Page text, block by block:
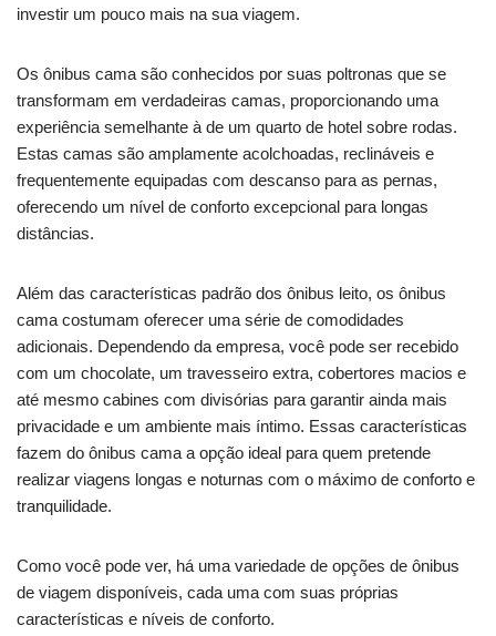
investir um pouco mais na sua viagem.
Os ônibus cama são conhecidos por suas poltronas que se
transformam em verdadeiras camas, proporcionando uma
experiência semelhante à de um quarto de hotel sobre rodas.
Estas camas são amplamente acolchoadas, reclináveis e
frequentemente equipadas com descanso para as pernas,
oferecendo um nível de conforto excepcional para longas
distâncias.
Além das características padrão dos ônibus leito, os ônibus
cama costumam oferecer uma série de comodidades
adicionais. Dependendo da empresa, você pode ser recebido
com um chocolate, um travesseiro extra, cobertores macios e
até mesmo cabines com divisórias para garantir ainda mais
privacidade e um ambiente mais íntimo. Essas características
fazem do ônibus cama a opção ideal para quem pretende
realizar viagens longas e noturnas com o máximo de conforto e
tranquilidade.
Como você pode ver, há uma variedade de opções de ônibus
de viagem disponíveis, cada uma com suas próprias
características e níveis de conforto.